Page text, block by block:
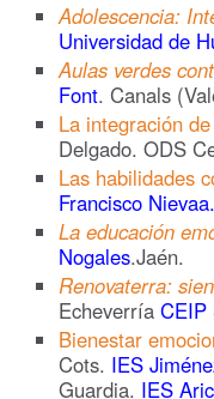
Adolescencia:
Universidad de
Aulas verdes
Font. Canals
La integración
Delgado. ODS
Las habilidades
Francisco Nievaa.
La educación
Nogales.Jaén.
Renovaterra:
Echeverría CEIP
Bienestar
Cots. IES
Guardia. IES